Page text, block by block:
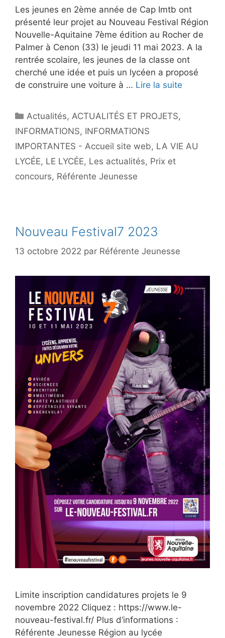
Les jeunes en 2ème année de Cap Imtb ont
présenté leur projet au Nouveau Festival Région
Nouvelle-Aquitaine 7ème édition au Rocher de
Palmer à Cenon (33) le jeudi 11 mai 2023. A la
rentrée scolaire, les jeunes de la classe ont
cherché une idée et puis un lycéen a proposé
de construire une voiture à … Lire la suite
Actualités,ACTUALITÉS ET PROJETS,
INFORMATIONS, INFORMATIONS
IMPORTANTES - Accueil site web, LA VIE AU
LYCÉE, LE LYCÉE, Les actualités, Prix et
concours, Référente Jeunesse
Nouveau Festival7 2023
13 octobre 2022 par Référente Jeunesse
Limite inscription candidatures projets le 9
novembre 2022 Cliquez : https://www.le-
nouveau-festival.fr/ Plus d’informations :
Référente Jeunesse Région au lycée